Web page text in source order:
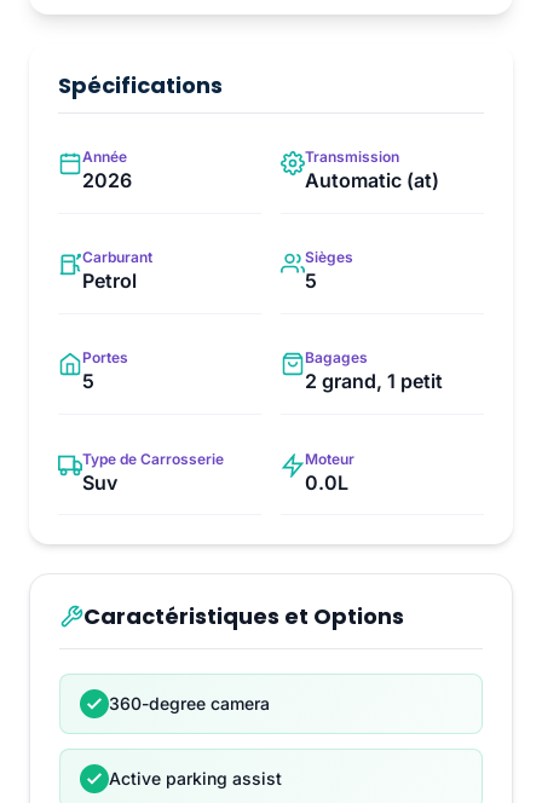
Spécifications
Année
2026
Transmission
Automatic (at)
Carburant
Petrol
Sièges
5
Portes
5
Bagages
2 grand, 1 petit
Type de Carrosserie
Suv
Moteur
0.0L
Caractéristiques et Options
360-degree camera
Active parking assist